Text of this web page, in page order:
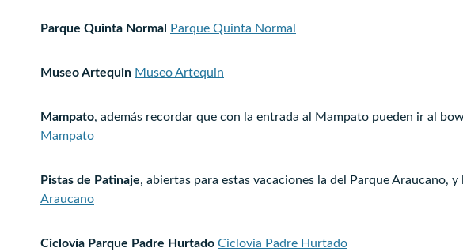
Parque Quinta Normal Parque Quinta Normal
Museo Artequin Museo Artequin
Mampato, además recordar que con la entrada al Mampato pueden ir al
Mampato
Pistas de Patinaje, abiertas para estas vacaciones la del Parque Araucano, y
Araucano
Ciclovía Parque Padre Hurtado Ciclovia Padre Hurtado